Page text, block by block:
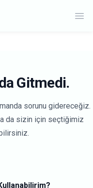
Gitmedi.
sorunu gidereceğiz.
da sizin için seçtiğimiz